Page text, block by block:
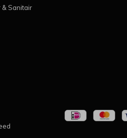
& Sanitair